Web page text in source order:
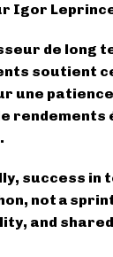
Igor
de long
soutient
une
rendements
success
not a
and